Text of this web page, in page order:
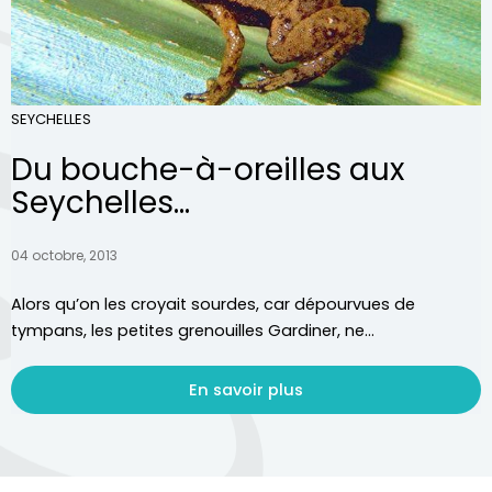
SEYCHELLES
Du bouche-à-oreilles aux
Seychelles...
04 octobre, 2013
Alors qu’on les croyait sourdes, car dépourvues de
tympans, les petites grenouilles Gardiner, ne...
En savoir plus